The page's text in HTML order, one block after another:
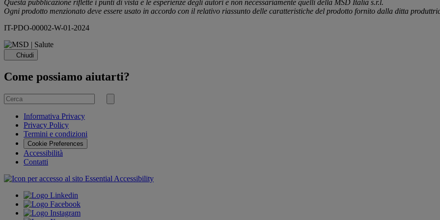
Questa pubblicazione riflette i punti di vista e le esperienze degli autori e non necessariamente quelli della MSD Italia s.r.l.
Ogni prodotto menzionato deve essere usato in accordo con il relativo riassunto delle caratteristiche del prodotto fornito dalla ditta
IT-PDO-00002-W-01-2024
Chiudi
Come possiamo aiutarti?
Cerca
per
Invia
Informativa Privacy
Privacy Policy
Termini e condizioni
Cookie Preferences
Accessibilità
Contatti